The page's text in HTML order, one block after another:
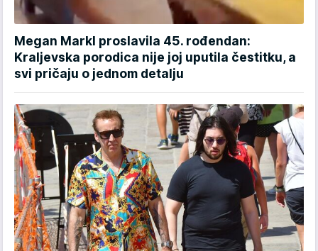
Megan Markl proslavila 45. rođendan:
Kraljevska porodica nije joj uputila čestitku, a
svi pričaju o jednom detalju